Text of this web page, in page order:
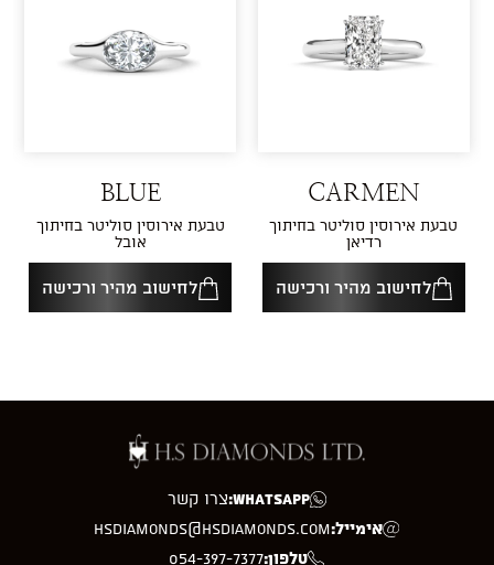
CARMEN
טבעת אירוסין סוליטר בחיתוך
רדיאן
לחישוב מהיר ורכישה
BLUE
טבעת אירוסין סוליטר בחיתוך
אובל
לחישוב מהיר ורכישה
WhatsApp: צרו קשר
אימייל:hsdiamonds@hsdiamonds.com
טלפון:054-397-7377